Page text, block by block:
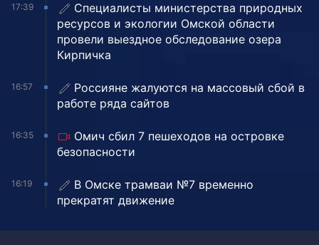
17:39
Специалисты министерства природных
ресурсов и экологии Омской области
провели выездное обследование озера
Кирпичка
16:57
Россияне жалуются на массовый сбой в
работе ряда сайтов
16:35
Омич сбил 7 пешеходов на островке
безопасности
16:19
В Омске трамваи №7 временно
прекратят движение